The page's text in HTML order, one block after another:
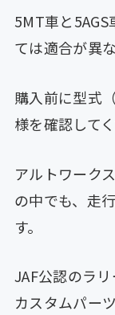
5MT車と
ては適合が異な
購入前に型式
様を確認してく
アルトワーク
の中でも、走
す。
JAF公認のラ
カスタムパー